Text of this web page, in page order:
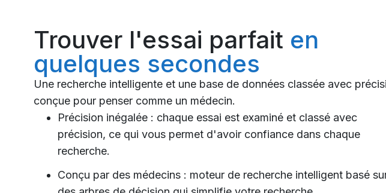
Trouver l'essai parfait en
quelques secondes
Une recherche intelligente et une base de données classée avec
conçue pour penser comme un médecin.
Précision inégalée : chaque essai est examiné et classé avec
précision, ce qui vous permet d'avoir confiance dans chaque
recherche.
Conçu par des médecins : moteur de recherche intelligent basé